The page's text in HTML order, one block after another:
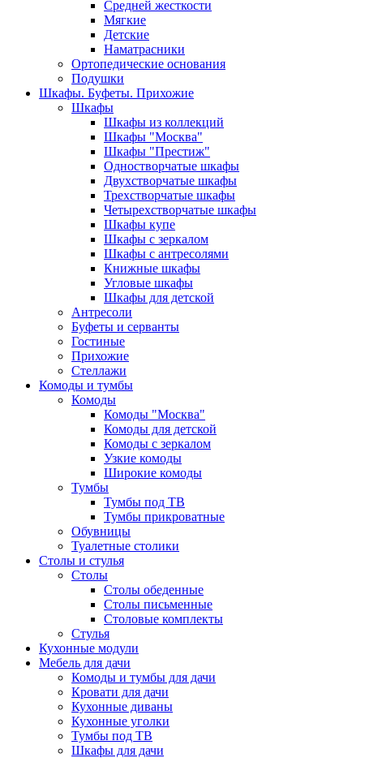
Средней жесткости
Мягкие
Детские
Наматрасники
Ортопедические основания
Подушки
Шкафы. Буфеты. Прихожие
Шкафы
Шкафы из коллекций
Шкафы "Москва"
Шкафы "Престиж"
Одностворчатые шкафы
Двухстворчатые шкафы
Трехстворчатые шкафы
Четырехстворчатые шкафы
Шкафы купе
Шкафы с зеркалом
Шкафы с антресолями
Книжные шкафы
Угловые шкафы
Шкафы для детской
Антресоли
Буфеты и серванты
Гостиные
Прихожие
Стеллажи
Комоды и тумбы
Комоды
Комоды "Москва"
Комоды для детской
Комоды с зеркалом
Узкие комоды
Широкие комоды
Тумбы
Тумбы под ТВ
Тумбы прикроватные
Обувницы
Туалетные столики
Столы и стулья
Столы
Столы обеденные
Столы письменные
Столовые комплекты
Стулья
Кухонные модули
Мебель для дачи
Комоды и тумбы для дачи
Кровати для дачи
Кухонные диваны
Кухонные уголки
Тумбы под ТВ
Шкафы для дачи